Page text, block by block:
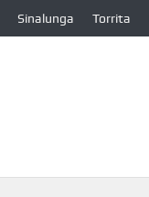
Sinalunga Torrita